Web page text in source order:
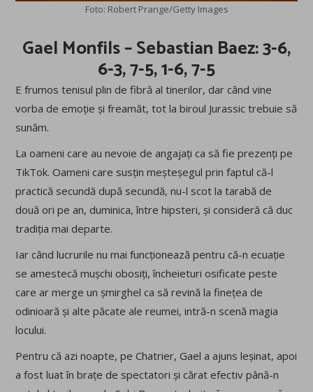
Foto: Robert Prange/Getty Images
Gael Monfils – Sebastian Baez: 3-6,
6-3, 7-5, 1-6, 7-5
E frumos tenisul plin de fibră al tinerilor, dar când vine
vorba de emoție și freamăt, tot la biroul Jurassic trebuie să
sunăm.
La oameni care au nevoie de angajați ca să fie prezenți pe
TikTok. Oameni care susțin meșteșegul prin faptul că-l
practică secundă după secundă, nu-l scot la tarabă de
două ori pe an, duminica, între hipsteri, și consideră că duc
tradiția mai departe.
Iar când lucrurile nu mai funcționează pentru că-n ecuație
se amestecă mușchi obosiți, încheieturi osificate peste
care ar merge un șmirghel ca să revină la finețea de
odinioară și alte păcate ale reumei, intră-n scenă magia
locului.
Pentru că azi noapte, pe Chatrier, Gael a ajuns leșinat, apoi
a fost luat în brațe de spectatori și cărat efectiv până-n